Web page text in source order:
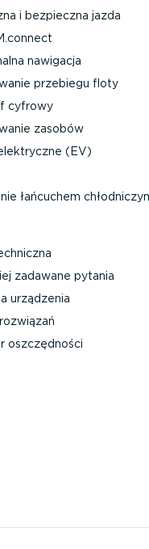
i bezpieczna jazda
nawigacja
przebiegu floty
cyfrowy
zasobów
(EV)
łańcuchem
zadawane pytania
urządzenia
oszczęd­ności